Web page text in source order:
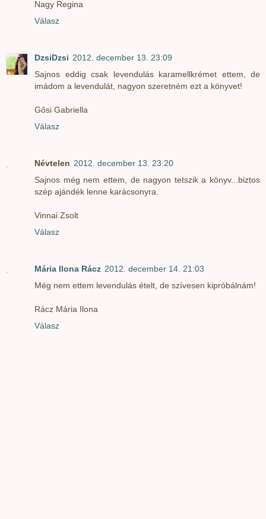
Nagy Regina
Válasz
DzsiDzsi 2012. december 13. 23:09
Sajnos eddig csak levendulás karamellkrémet ettem, de
imádom a levendulát, nagyon szeretném ezt a könyvet!
Gősi Gabriella
Válasz
Névtelen 2012. december 13. 23:20
Sajnos még nem ettem, de nagyon tetszik a könyv...biztos
szép ajándék lenne karácsonyra.
Vinnai Zsolt
Válasz
Mária Ilona Rácz 2012. december 14. 21:03
Még nem ettem levendulás ételt, de szívesen kipróbálnám!
Rácz Mária Ilona
Válasz